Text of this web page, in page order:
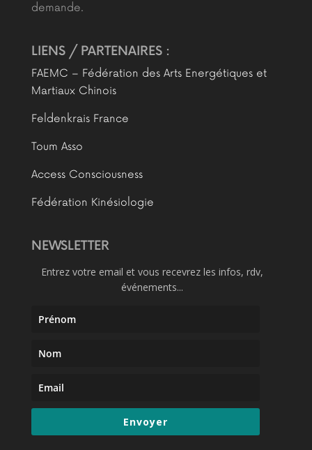
demande.
LIENS / PARTENAIRES :
FAEMC – Fédération des Arts Energétiques et
Martiaux Chinois
Feldenkrais France
Toum Asso
Access Consciousness
Fédération Kinésiologie
NEWSLETTER
Entrez votre email et vous recevrez les infos, rdv,
événements...
Envoyer